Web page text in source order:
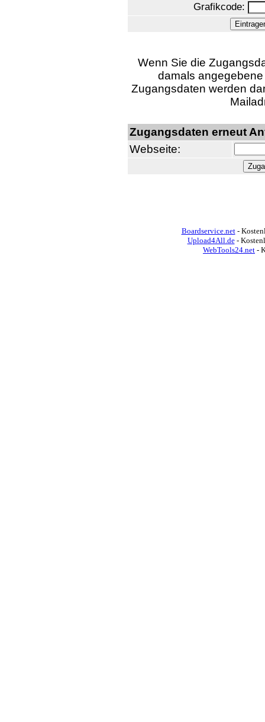
Grafikcode:
Wenn Sie die
damals
Zugangsdaten werden
Zugangsdaten erneut
Webseite:
Boardservice.net-
Upload4All.de-
WebTools24.net -